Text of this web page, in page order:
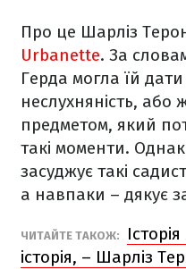
Про це Шарліз
Urbanette. За
Герда могла їй
неслухняність,
предметом, який
такі моменти.
засуджує такі
а навпаки – дякує
ЧИТАЙТЕ ТАКОЖ:
історія, – Шарліз